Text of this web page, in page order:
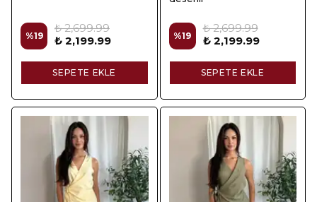
%19
₺ 2,699.99
₺ 2,199.99
SEPETE EKLE
%19
₺ 2,699.99
₺ 2,199.99
SEPETE EKLE